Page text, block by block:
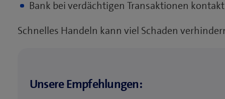
Bank bei verdächtigen Transaktionen
Schnelles Handeln kann viel Schaden
Unsere Empfehlungen: